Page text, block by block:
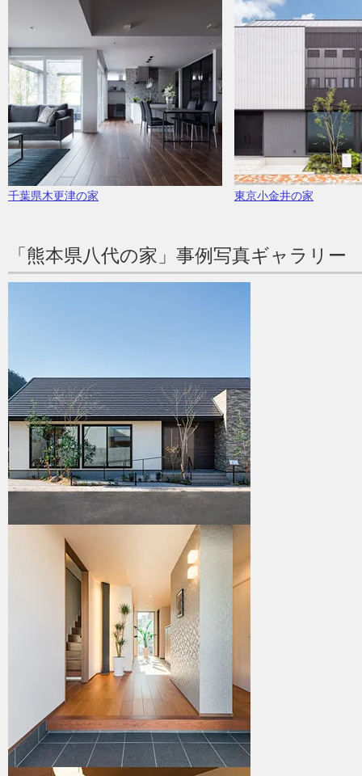
千葉県木更津の家 東京小金井の家
「熊本県八代の家」事例写真ギャラリー